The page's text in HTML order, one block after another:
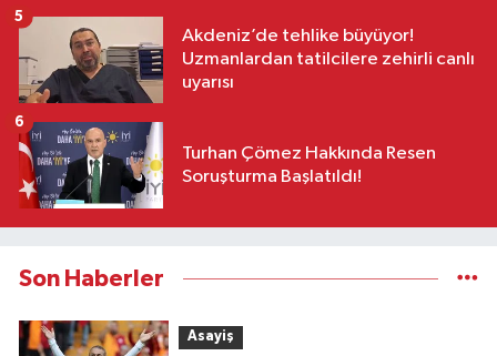
Akdeniz’de tehlike büyüyor!
Uzmanlardan tatilcilere zehirli canlı
uyarısı
5
Turhan Çömez Hakkında Resen
Soruşturma Başlatıldı!
6
Son Haberler
Asayiş